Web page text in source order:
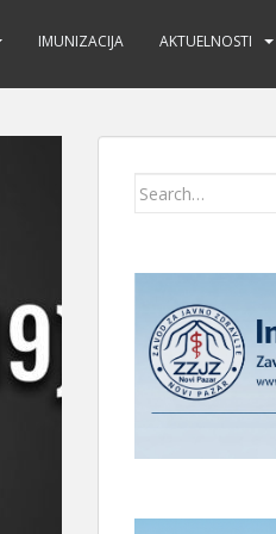
IMUNIZACIJA AKTUELNOSTI
Search